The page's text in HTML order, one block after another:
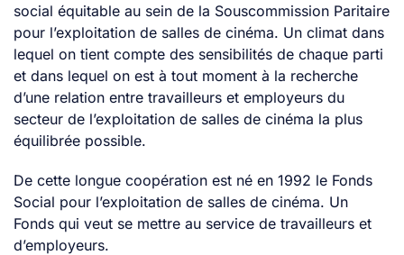
social équitable au sein de la Souscommission Paritaire
pour l’exploitation de salles de cinéma. Un climat dans
lequel on tient compte des sensibilités de chaque parti
et dans lequel on est à tout moment à la recherche
d’une relation entre travailleurs et employeurs du
secteur de l’exploitation de salles de cinéma la plus
équilibrée possible.
De cette longue coopération est né en 1992 le Fonds
Social pour l’exploitation de salles de cinéma. Un
Fonds qui veut se mettre au service de travailleurs et
d’employeurs.